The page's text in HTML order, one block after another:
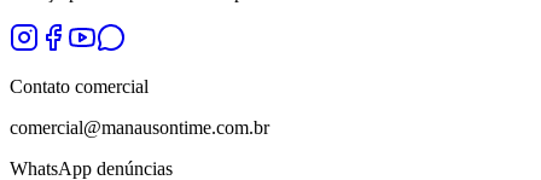
Contato comercial
comercial@manausontime.com.br
WhatsApp denúncias